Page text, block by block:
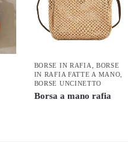
BORSE IN RAFIA
BORSE
IN RAFIA FATTE A MANO
BORSE UNCINETTO
Borsa a mano rafia